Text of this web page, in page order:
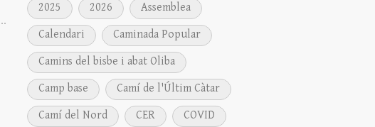
2025
2026
Assemblea
Calendari
Caminada Popular
Camins del bisbe i abat Oliba
Camp base
Camí de l'Últim Càtar
Camí del Nord
CER
COVID